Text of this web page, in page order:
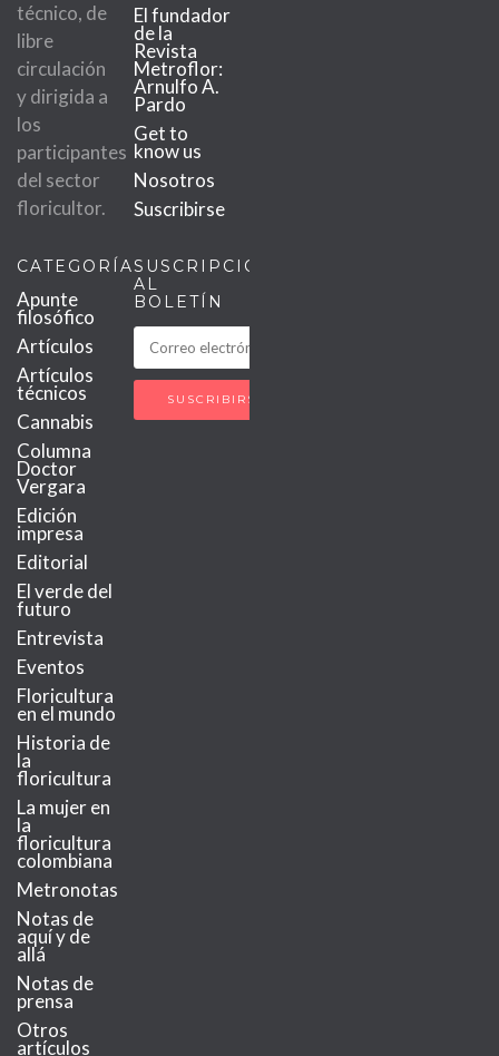
técnico, de
libre
circulación
y dirigida a
los
participantes
del sector
floricultor.
El fundador
de la
Revista
Metroflor:
Arnulfo A.
Pardo
Get to
know us
Nosotros
Suscribirse
CATEGORÍAS
Apunte
filosófico
Artículos
Artículos
técnicos
Cannabis
Columna
Doctor
Vergara
Edición
impresa
Editorial
El verde del
futuro
Entrevista
Eventos
Floricultura
en el mundo
Historia de
la
floricultura
La mujer en
la
floricultura
colombiana
Metronotas
Notas de
aquí y de
allá
Notas de
prensa
Otros
artículos
SUSCRIPCIÓN
AL
BOLETÍN